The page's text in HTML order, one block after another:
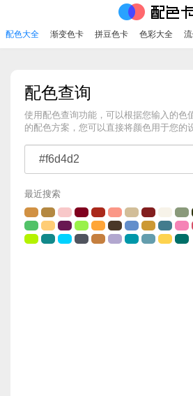
配色大全 渐变色卡 拼豆色卡 色彩大全
配色查询
使用配色查询功能，可以根据您输入的色
的配色方案，您可以直接将颜色用于您的
最近搜索